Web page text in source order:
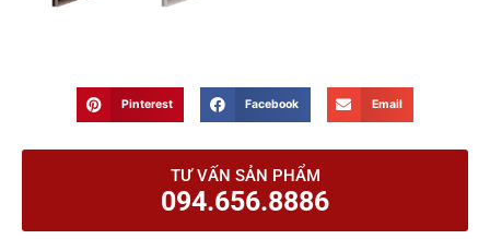
Pinterest Facebook Email
TƯ VẤN SẢN PHẨM
094.656.8886